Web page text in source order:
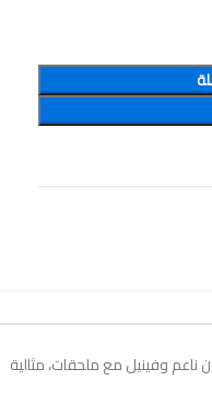
وفينيل مع ملحقات، مثالية